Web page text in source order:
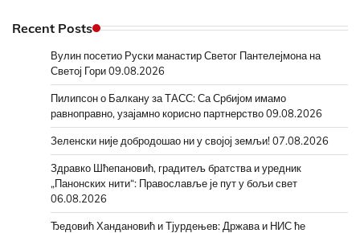
Recent Posts
Вулин посетио Руски манастир Светог Пантелејмона на
Светој Гори09.08.2026
Пилипсон о Балкану за ТАСС: Са Србијом имамо
равноправно, узајамно корисно партнерство09.08.2026
Зеленски није добродошао ни у својој земљи!07.08.2026
Здравко Шћепановић, градитељ братства и уредник
„Панонских нити“: Православље је пут у бољи свет
06.08.2026
Ђедовић Хандановић и Тјурдењев: Држава и НИС ће